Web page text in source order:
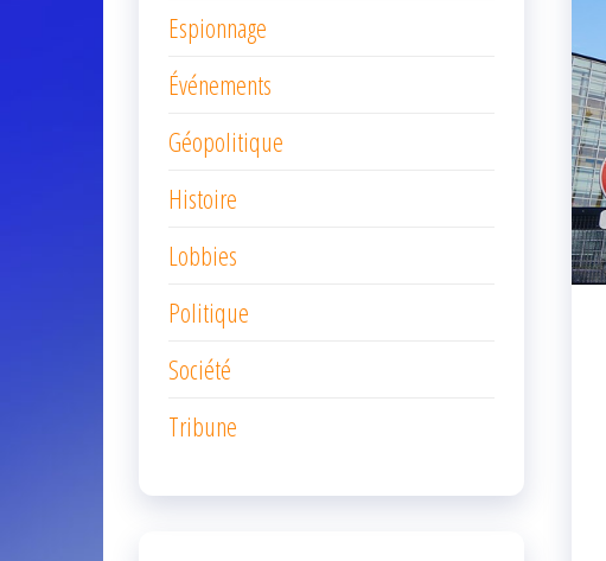
Espionnage
Événements
Géopolitique
Histoire
Lobbies
Politique
Société
Tribune